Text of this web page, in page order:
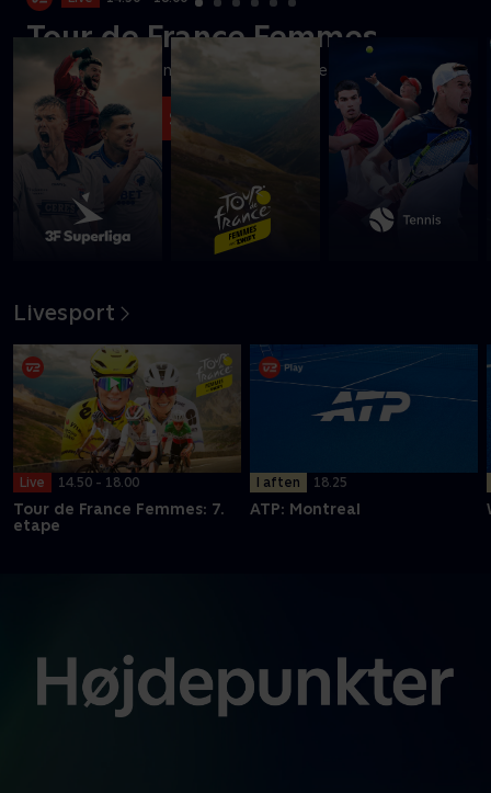
Tour de France Femmes
Se dronningeetapen til toppen af mytiske Mont Ventoux
Se med nu
Livesport
Live 14.50 - 18.00
Tour de France Femmes: 7.
etape
I aften 18.25
ATP: Montreal